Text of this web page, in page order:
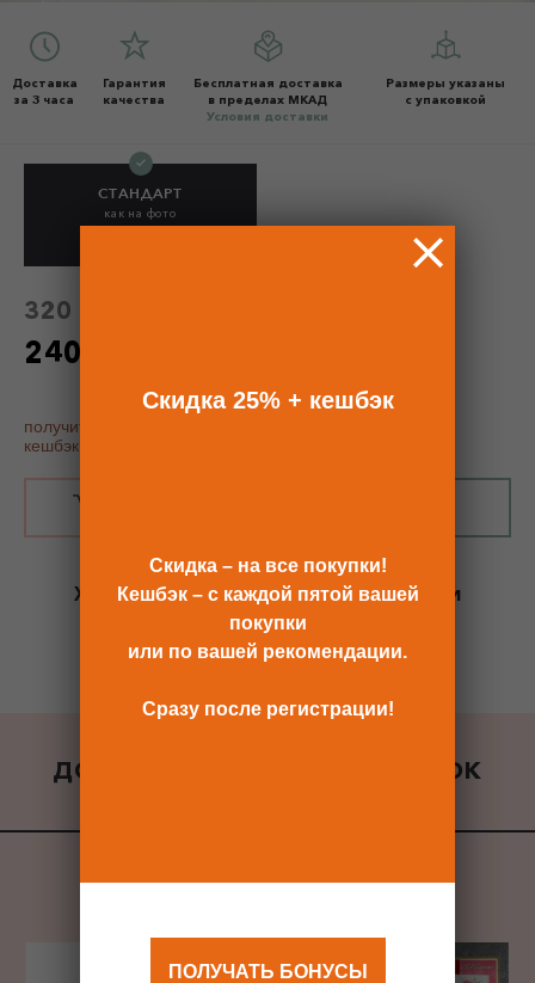
Доставка
за 3 часа
Гарантия
качества
Бесплатная доставка
в пределах МКАД
Условия доставки
Размеры указаны
с упаковкой
СТАНДАРТ
как на фото
320 Р
240 Р
получить купон постоянного покупателя, скидку 25% и
кешбэк
Хотите сразукупить со скидкой 25%
и
получить кешбэк?
Скидка сразу после регистрации >>
ДОБАВИТЬ К ЗАКАЗУ ПОДАРОК
Скидка 25% + кешбэк
Скидка – на все покупки!
Кешбэк – с каждой пятой вашей
покупки
или по вашей рекомендации.
Сразу после регистрации!
ПОЛУЧАТЬ БОНУСЫ